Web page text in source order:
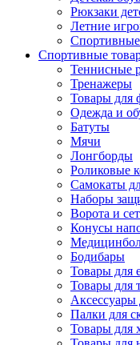
Рюкзаки
Летние
Спортивные
Теннисные
Тренажеры
Товары для
Одежда и
Батуты
Мячи
Лонгборды
Роликовые
Самокаты
Наборы
Ворота и
Конусы
Бодибары
Товары для
Товары для
Палки для
Товары для